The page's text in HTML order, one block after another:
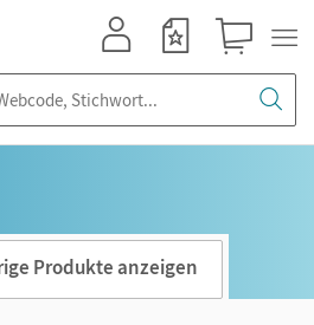
Produkte anzeigen